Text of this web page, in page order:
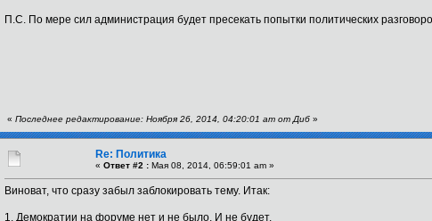
П.С. По мере сил администрация будет пресекать попытки политических
« Последнее редактирование: Ноября 26, 2014, 04:20:01 am от Диб »
Re: Политика
« Ответ #2 : Мая 08, 2014, 06:59:01 am »
Виноват, что сразу забыл заблокировать тему. Итак:
1. Демократии на форуме нет и не было. И не будет.